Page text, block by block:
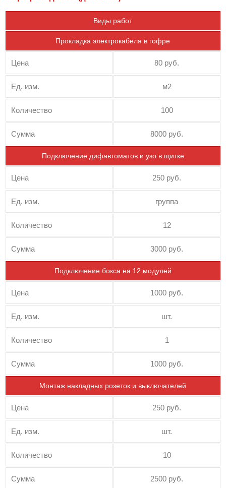
Виды работ
Прокладка электрокабеля в гофре
Цена 80 руб.
Ед. изм. м2
Количество 100
Сумма 8000 руб.
Подключение дифавтоматов и узо в щитке
Цена 250 руб.
Ед. изм. группа
Количество 12
Сумма 3000 руб.
Подключение бокса на 12 модулей
Цена 1000 руб.
Ед. изм. шт.
Количество 1
Сумма 1000 руб.
Монтаж накладных розеток и выключателей
Цена 250 руб.
Ед. изм. шт.
Количество 10
Сумма 2500 руб.